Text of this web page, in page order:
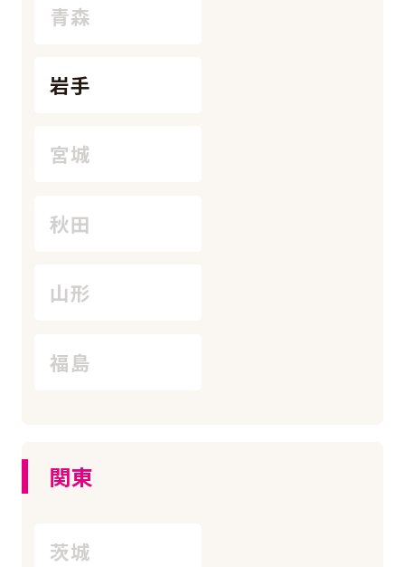
青森
岩手
宮城
秋田
山形
福島
関東
茨城